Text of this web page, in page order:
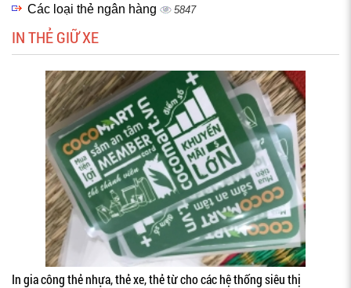
Các loại thẻ ngân hàng 5847
IN THẺ GIỮ XE
In gia công thẻ nhựa, thẻ xe, thẻ từ cho các hệ thống siêu thị